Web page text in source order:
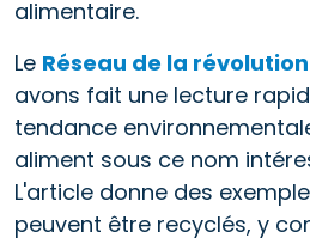
alimentaire.
Le Réseau de la
avons fait une lecture
tendance
aliment sous ce nom
L'article donne des
peuvent être recyclés, y